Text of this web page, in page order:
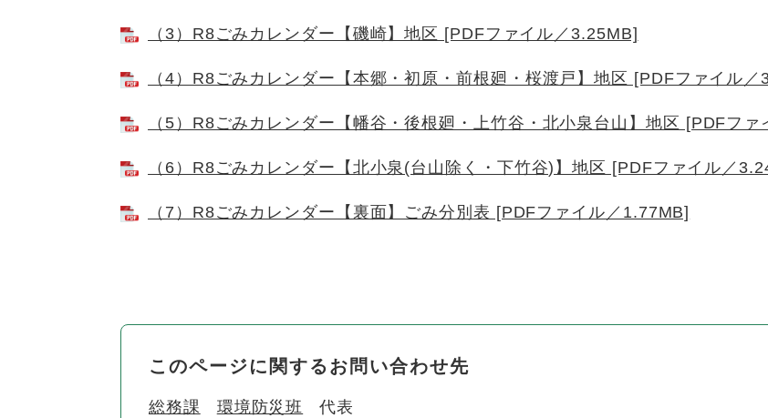
（3）R8ごみカレンダー【磯崎】地区 [PDFファイル／3.25MB]
（4）R8ごみカレンダー【本郷・初原・前根廻・桜渡戸】地区 [PDFファイル／
（5）R8ごみカレンダー【幡谷・後根廻・上竹谷・北小泉台山】地区 [PDFファ
（6）R8ごみカレンダー【北小泉(台山除く・下竹谷)】地区 [PDFファイル／
（7）R8ごみカレンダー【裏面】ごみ分別表 [PDFファイル／1.77MB]
このページに関するお問い合わせ先
総務課 環境防災班 代表